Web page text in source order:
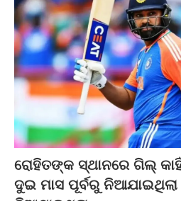
ରୋହିତଙ୍କ ସ୍ଥାନରେ ଗିଲ୍
ଦୁଇ ମାସ ପୂର୍ବରୁ